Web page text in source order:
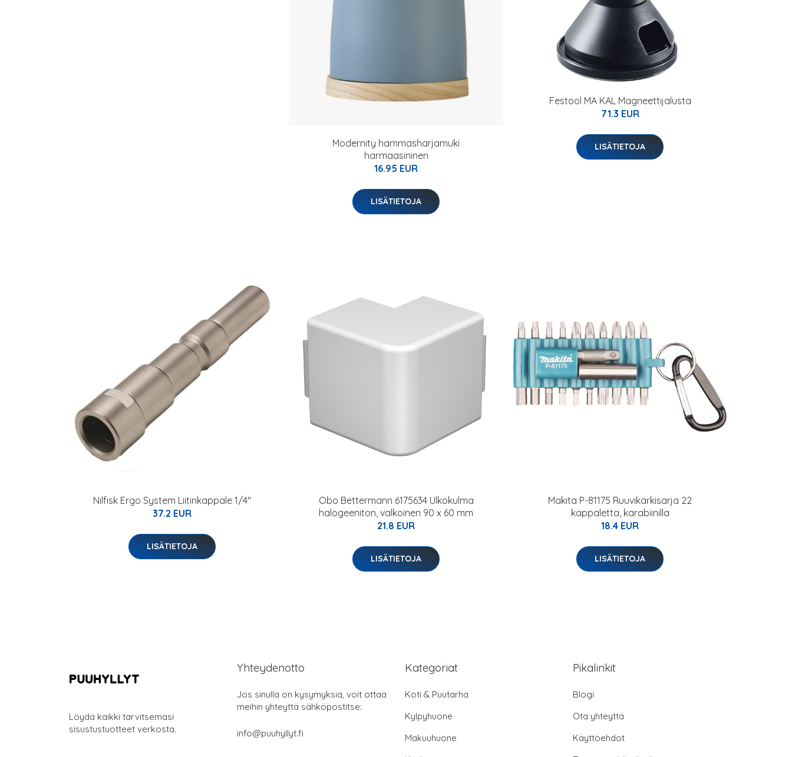
Modernity hammasharjamuki
harmaasininen
16.95 EUR
LISÄTIETOJA
Festool MA KAL Magneettijalusta
71.3 EUR
LISÄTIETOJA
Nilfisk Ergo System Liitinkappale 1/4"
37.2 EUR
LISÄTIETOJA
Obo Bettermann 6175634 Ulkokulma
halogeeniton, valkoinen 90 x 60 mm
21.8 EUR
LISÄTIETOJA
Makita P-81175 Ruuvikärkisarja 22
kappaletta, karabiinilla
18.4 EUR
LISÄTIETOJA
Löydä kaikki tarvitsemasi
sisustustuotteet verkosta.
Yhteydenotto
Jos sinulla on kysymyksiä, voit ottaa
meihin yhteyttä sähköpostitse:
info@puuhyllyt.fi
Kategoriat
Koti & Puutarha
Kylpyhuone
Makuuhuone
Pikalinkit
Blogi
Ota yhteyttä
Käyttöehdot